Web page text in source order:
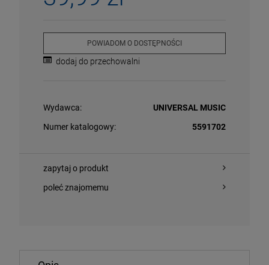
-15%
POWIADOM O DOSTĘPNOŚCI
dodaj do przechowalni
Wydawca:
UNIVERSAL MUSIC
Numer katalogowy:
5591702
zapytaj o produkt
poleć znajomemu